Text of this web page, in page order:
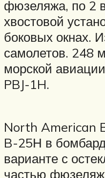
фюзеляжа, по 2
хвостовой
боковых окнах.
самолетов. 248
морской
PBJ-1H.
North American
B-25Н в
варианте с
частью